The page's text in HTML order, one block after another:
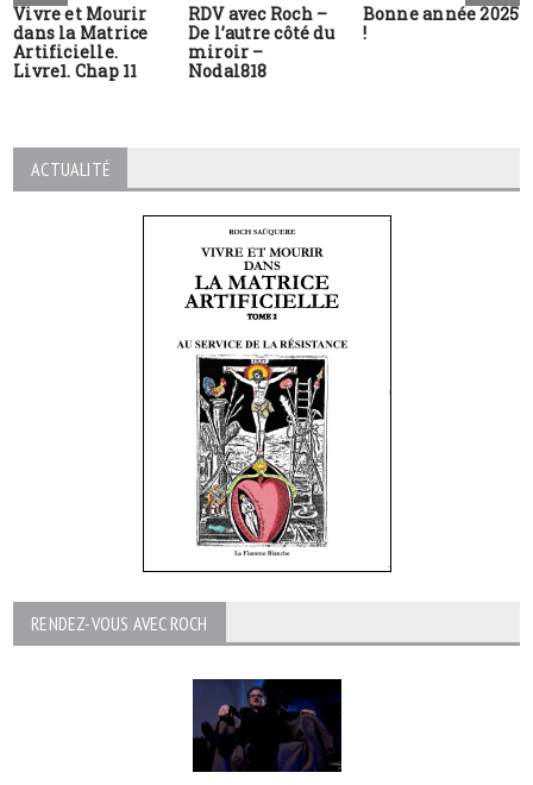
Vivre et Mourir
dans la Matrice
Artificielle.
Livre1. Chap 11
RDV avec Roch –
De l’autre côté du
miroir –
Nodal818
Bonne année 2025
!
ACTUALITÉ
RENDEZ-VOUS AVEC ROCH